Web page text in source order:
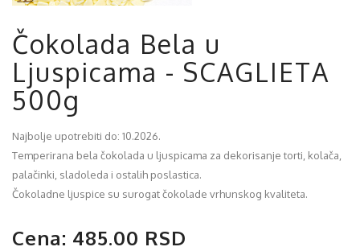
Čokolada Bela u
Ljuspicama - SCAGLIETA
500g
Najbolje upotrebiti do: 10.2026.
Temperirana bela čokolada u ljuspicama za dekorisanje torti, kolača,
palačinki, sladoleda i ostalih poslastica.
Čokoladne ljuspice su surogat čokolade vrhunskog kvaliteta.
Cena: 485.00 RSD